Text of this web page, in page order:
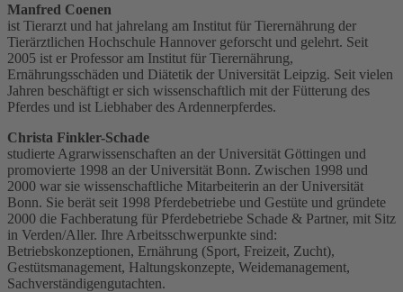
Manfred Coenen
ist Tierarzt und hat jahrelang am Institut für Tierernährung der
Tierärztlichen Hochschule Hannover geforscht und gelehrt. Seit
2005 ist er Professor am Institut für Tierernährung,
Ernährungsschäden und Diätetik der Universität Leipzig. Seit vielen
Jahren beschäftigt er sich wissenschaftlich mit der Fütterung des
Pferdes und ist Liebhaber des Ardennerpferdes.
Christa Finkler-Schade
studierte Agrarwissenschaften an der Universität Göttingen und
promovierte 1998 an der Universität Bonn. Zwischen 1998 und
2000 war sie wissenschaftliche Mitarbeiterin an der Universität
Bonn. Sie berät seit 1998 Pferdebetriebe und Gestüte und gründete
2000 die Fachberatung für Pferdebetriebe Schade & Partner, mit Sitz
in Verden/Aller. Ihre Arbeitsschwerpunkte sind:
Betriebskonzeptionen, Ernährung (Sport, Freizeit, Zucht),
Gestütsmanagement, Haltungskonzepte, Weidemanagement,
Sachverständigengutachten.